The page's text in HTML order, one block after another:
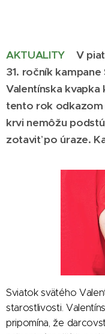
AKTUALITY
V
31. ročník
Valentínska kvapka
tento rok odkazom
krvi nemôžu
zotaviť po úraze.
Sviatok svätého
starostlivosti.
pripomína, že